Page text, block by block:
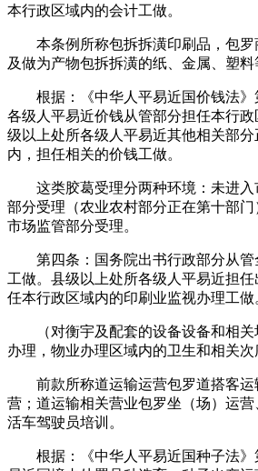
本行政区域内的会计工做。
本条例所称包拆拆潢印刷品，包罗
及做为产物包拆拆潢的纸、金属、塑料
根据：《中华人平易近国价钱法》
各级人平易近价钱从管部分担任本行
级以上处所各级人平易近其他相关部
内，担任相关的价钱工做。
这类胶葛受理分两种环境：未进入
部分受理（农业农村部分正在第十部
市场监管部分受理。
第四条：国务院出书行政部分从管
工做。县级以上处所各级人平易近担
任本行政区域内的印刷业监视办理工做
（对衡宇及配套的设备设备和相关
办理，物业办理区域内的卫生和相关次
前款所称道运输运营包罗道搭客运
营；道运输相关营业包罗坐（场）运
活车驾驶员培训。
根据：《中华人平易近国种子法》